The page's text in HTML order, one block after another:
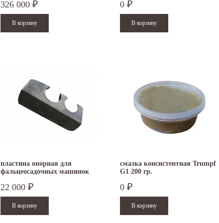
326 000 ₽ 0 ₽
пластина опорная для
фальцеосадочных машинок
22 000 ₽
смазка консистентная Trumpf
G1 200 гр.
0 ₽